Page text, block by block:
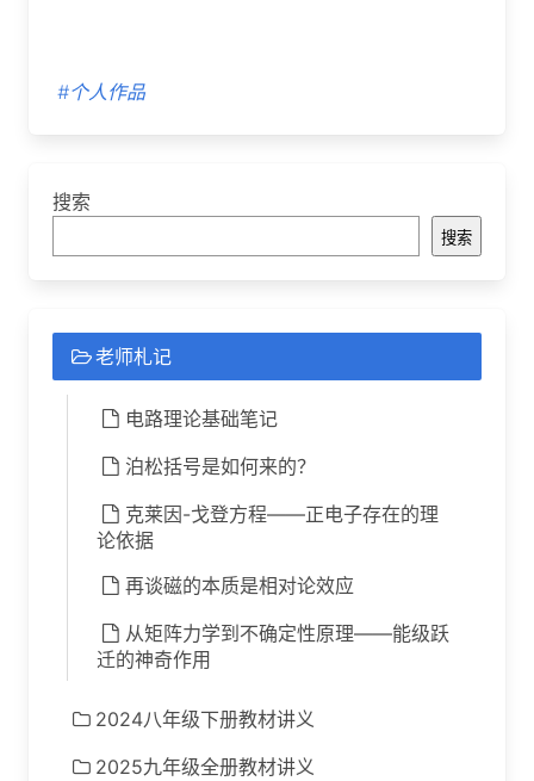
#个人作品
搜索
搜索
老师札记
电路理论基础笔记
泊松括号是如何来的？
克莱因-戈登方程——正电子存在的理
论依据
再谈磁的本质是相对论效应
从矩阵力学到不确定性原理——能级跃
迁的神奇作用
2024八年级下册教材讲义
2025九年级全册教材讲义